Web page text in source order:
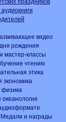
праздников
видео
рождения
мастер-классы
чтению
этика
экономика
физика
Медали и награды